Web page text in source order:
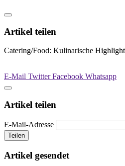
Artikel teilen
Catering/Food: Kulinarische
E-Mail TwitterFacebook Whatsapp
Artikel teilen
E-Mail-Adresse
Teilen
Artikel gesendet